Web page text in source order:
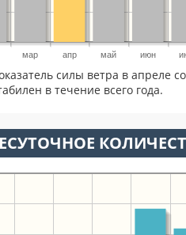
мар апр май июн
силы ветра в апреле
в течение всего года.